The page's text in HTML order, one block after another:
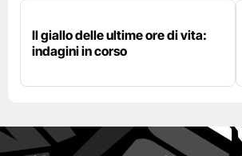
Il giallo delle ultime ore di vita:
indagini in corso